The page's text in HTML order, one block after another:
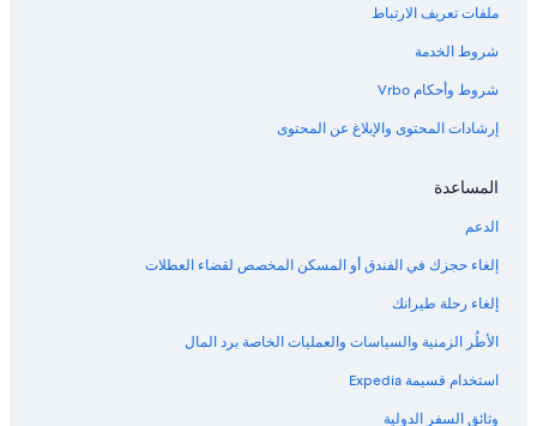
ملفات تعريف الارتباط
شروط الخدمة
شروط وأحكام Vrbo
إرشادات المحتوى والإبلاغ عن المحتوى
المساعدة
الدعم
إلغاء حجزك في الفندق أو المسكن المخصص لقضاء العطلات
إلغاء رحلة طيرانك
الأطُر الزمنية والسياسات والعمليات الخاصة برد المال
استخدام قسيمة Expedia
وثائق السفر الدولية